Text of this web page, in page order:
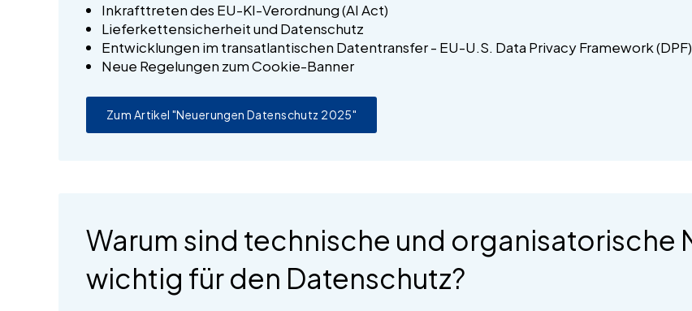
Inkrafttreten des EU-KI-Verordnung (AI Act)
Lieferkettensicherheit und Datenschutz
Entwicklungen im transatlantischen Datentransfer - EU-U.S. Data Privacy Framework (DPF)
Neue Regelungen zum Cookie-Banner
Zum Artikel "Neuerungen Datenschutz 2025"
Warum sind technische und organisatorische
wichtig für den Datenschutz?